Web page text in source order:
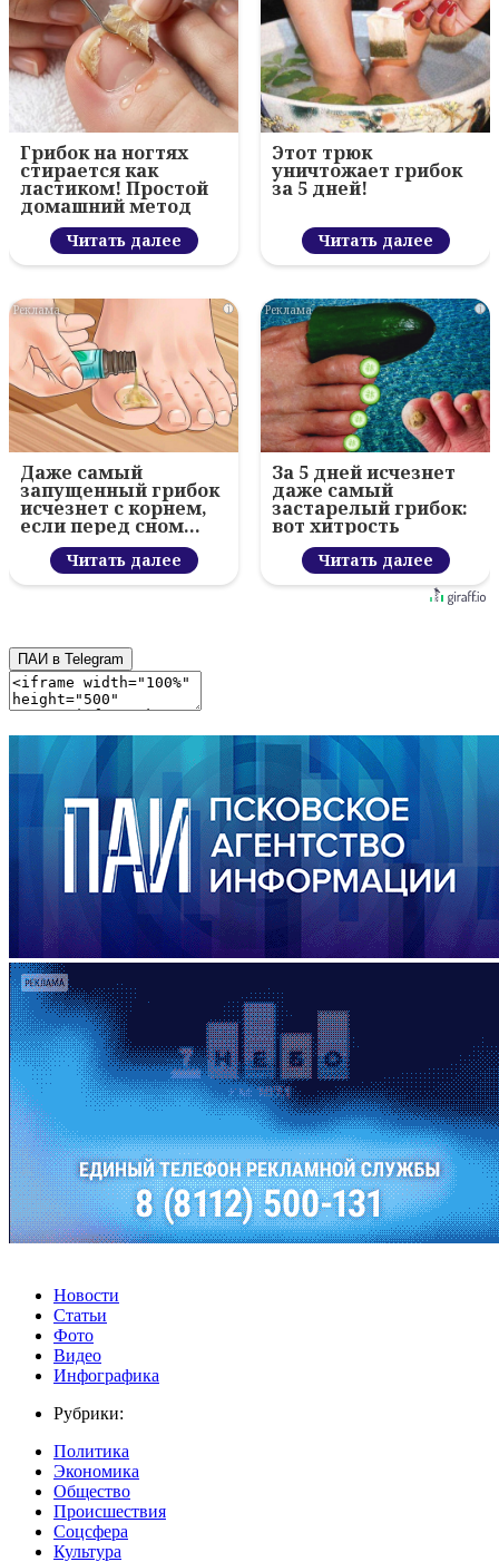
Грибок на ногтях
стирается как
ластиком! Простой
домашний метод
Читать далее
Этот трюк
уничтожает грибок
за 5 дней!
Читать далее
i
Даже самый
запущенный грибок
исчезнет с корнем,
если перед сном…
Читать далее
i
За 5 дней исчезнет
даже самый
застарелый грибок:
вот хитрость
Читать далее
ПАИ в Telegram
Новости
Статьи
Фото
Видео
Инфографика
Рубрики:
Политика
Экономика
Общество
Происшествия
Соцсфера
Культура